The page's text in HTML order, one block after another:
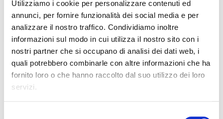
Utilizziamo i cookie per personalizzare contenuti ed
annunci, per fornire funzionalità dei social media e per
analizzare il nostro traffico. Condividiamo inoltre
informazioni sul modo in cui utilizza il nostro sito con i
nostri partner che si occupano di analisi dei dati web, i
quali potrebbero combinarle con altre informazioni che ha
fornito loro o che hanno raccolto dal suo utilizzo dei loro
servizi.
C ebook/ Clic Clic
DESCRIZIONE